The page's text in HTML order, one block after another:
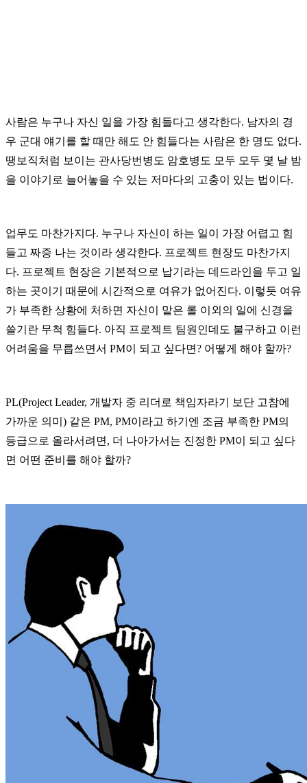
사람은 누구나 자신 일을 가장 힘들다고 생각한다. 남자의 경
우 군대 얘기를 할 때만 해도 안 힘들다는 사람은 한 명도 없다.
땡보직처럼 보이는 관사당번병도 암호병도 모두 모두 몇 날 밤
을 이야기로 늘어놓을 수 있는 저마다의 고충이 있는 법이다.
업무도 마찬가지다. 누구나 자신이 하는 일이 가장 어렵고 힘
들고 짜증 나는 것이라 생각한다. 프로젝트 현장도 마찬가지
다. 프로젝트 현장은 기본적으로 납기라는 데드라인을 두고 일
하는 곳이기 때문에 시간적으로 여유가 없어진다. 이렇듯 여유
가 부족한 상황에 처하면 자신이 맡은 롤 이외의 일에 신경을
쓸기란 무척 힘들다. 아직 프로젝트 팀원인데도 불구하고 이런
어려움을 무릅쓰면서 PM이 되고 싶다면? 어떻게 해야 할까?
PL(Project Leader, 개발자 중 리더로 책임자라기 보단 고참에
가까운 의미) 같은 PM, PM이라고 하기엔 조금 부족한 PM의
등급으로 올라서려면, 더 나아가서는 진정한 PM이 되고 싶다
면 어떤 준비를 해야 할까?